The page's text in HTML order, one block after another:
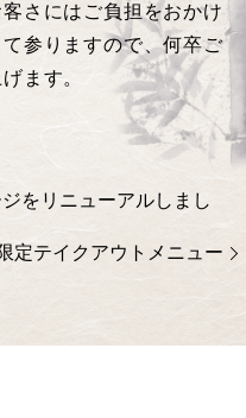
さにはご負担をおかけ
参りますので、何卒ご
ます。
をリニューアルしまし
定テイクアウトメニュー